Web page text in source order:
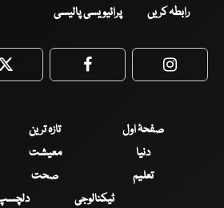
رابطہ کریں پرائیویسی پالیسی
Twitter Facebook
صفحۂ اول تازہ ترین
دنیا
معیشت
تعلیم
صحت
ٹیکنالوجی